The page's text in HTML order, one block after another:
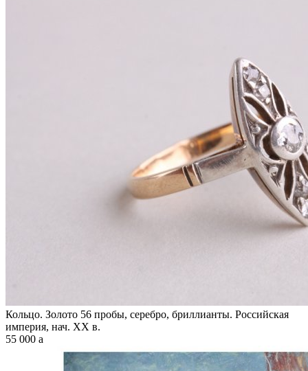
Кольцо. Золото 56 пробы, серебро, бриллианты. Российская
империя, нач. XX в.
55 000 a